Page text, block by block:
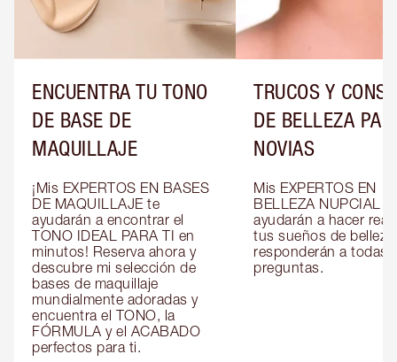
ENCUENTRA TU TONO
DE BASE DE
MAQUILLAJE
¡Mis EXPERTOS EN BASES
DE MAQUILLAJE te
ayudarán a encontrar el
TONO IDEAL PARA TI en
minutos! Reserva ahora y
descubre mi selección de
bases de maquillaje
mundialmente adoradas y
encuentra el TONO, la
FÓRMULA y el ACABADO
perfectos para ti.
TRUCOS Y
DE BELLEZA
NOVIAS
Mis EXPERTOS EN
BELLEZA NUPCIAL te
ayudarán a hacer
tus sueños de belleza
responderán a todas
preguntas.